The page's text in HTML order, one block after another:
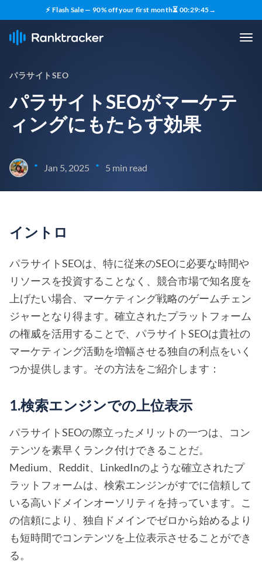
⚡ Flash Sale — 90% off your first month⏳ 00:29:44→
パラサイトSEO
パラサイトSEOがマーケテ
ィングにもたらす効果
• Jan 5, 2025 • 5 min read
イントロ
パラサイトSEOは、特に従来のSEOに必要な時間や
リソースを投資することなく、競合市場で知名度を
上げたい場合、マーケティング戦略のゲームチェン
ジャーとなり得ます。確立されたプラットフォーム
の権威を活用することで、パラサイトSEOは貴社の
マーケティング活動を増幅させる独自の利点をいく
つか提供します。その方法をご紹介します：
1.検索エンジンでの上位表示
パラサイトSEOの際立ったメリットの一つは、コン
テンツを素早くランク付けできることだ。
Medium、Reddit、LinkedInのような確立されたプ
ラットフォームは、検索エンジンがすでに信頼して
いる高いドメインオーソリティを持っています。こ
の信頼により、独自ドメインでゼロから始めるより
も短時間でコンテンツを上位表示させることができ
る。